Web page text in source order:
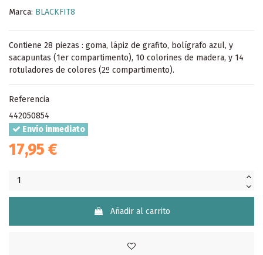
Marca: BLACKFIT8
Contiene 28 piezas : goma, lápiz de grafito, bolígrafo azul, y
sacapuntas (1er compartimento), 10 colorines de madera, y 14
rotuladores de colores (2º compartimento).
Referencia
442050854
Envío inmediato
17,95 €
Añadir al carrito